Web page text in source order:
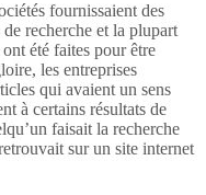
fournissaient des
recherche et la plupart
été faites pour être
les entreprises
qui avaient un sens
à certains résultats de
faisait la recherche
sur un site internet